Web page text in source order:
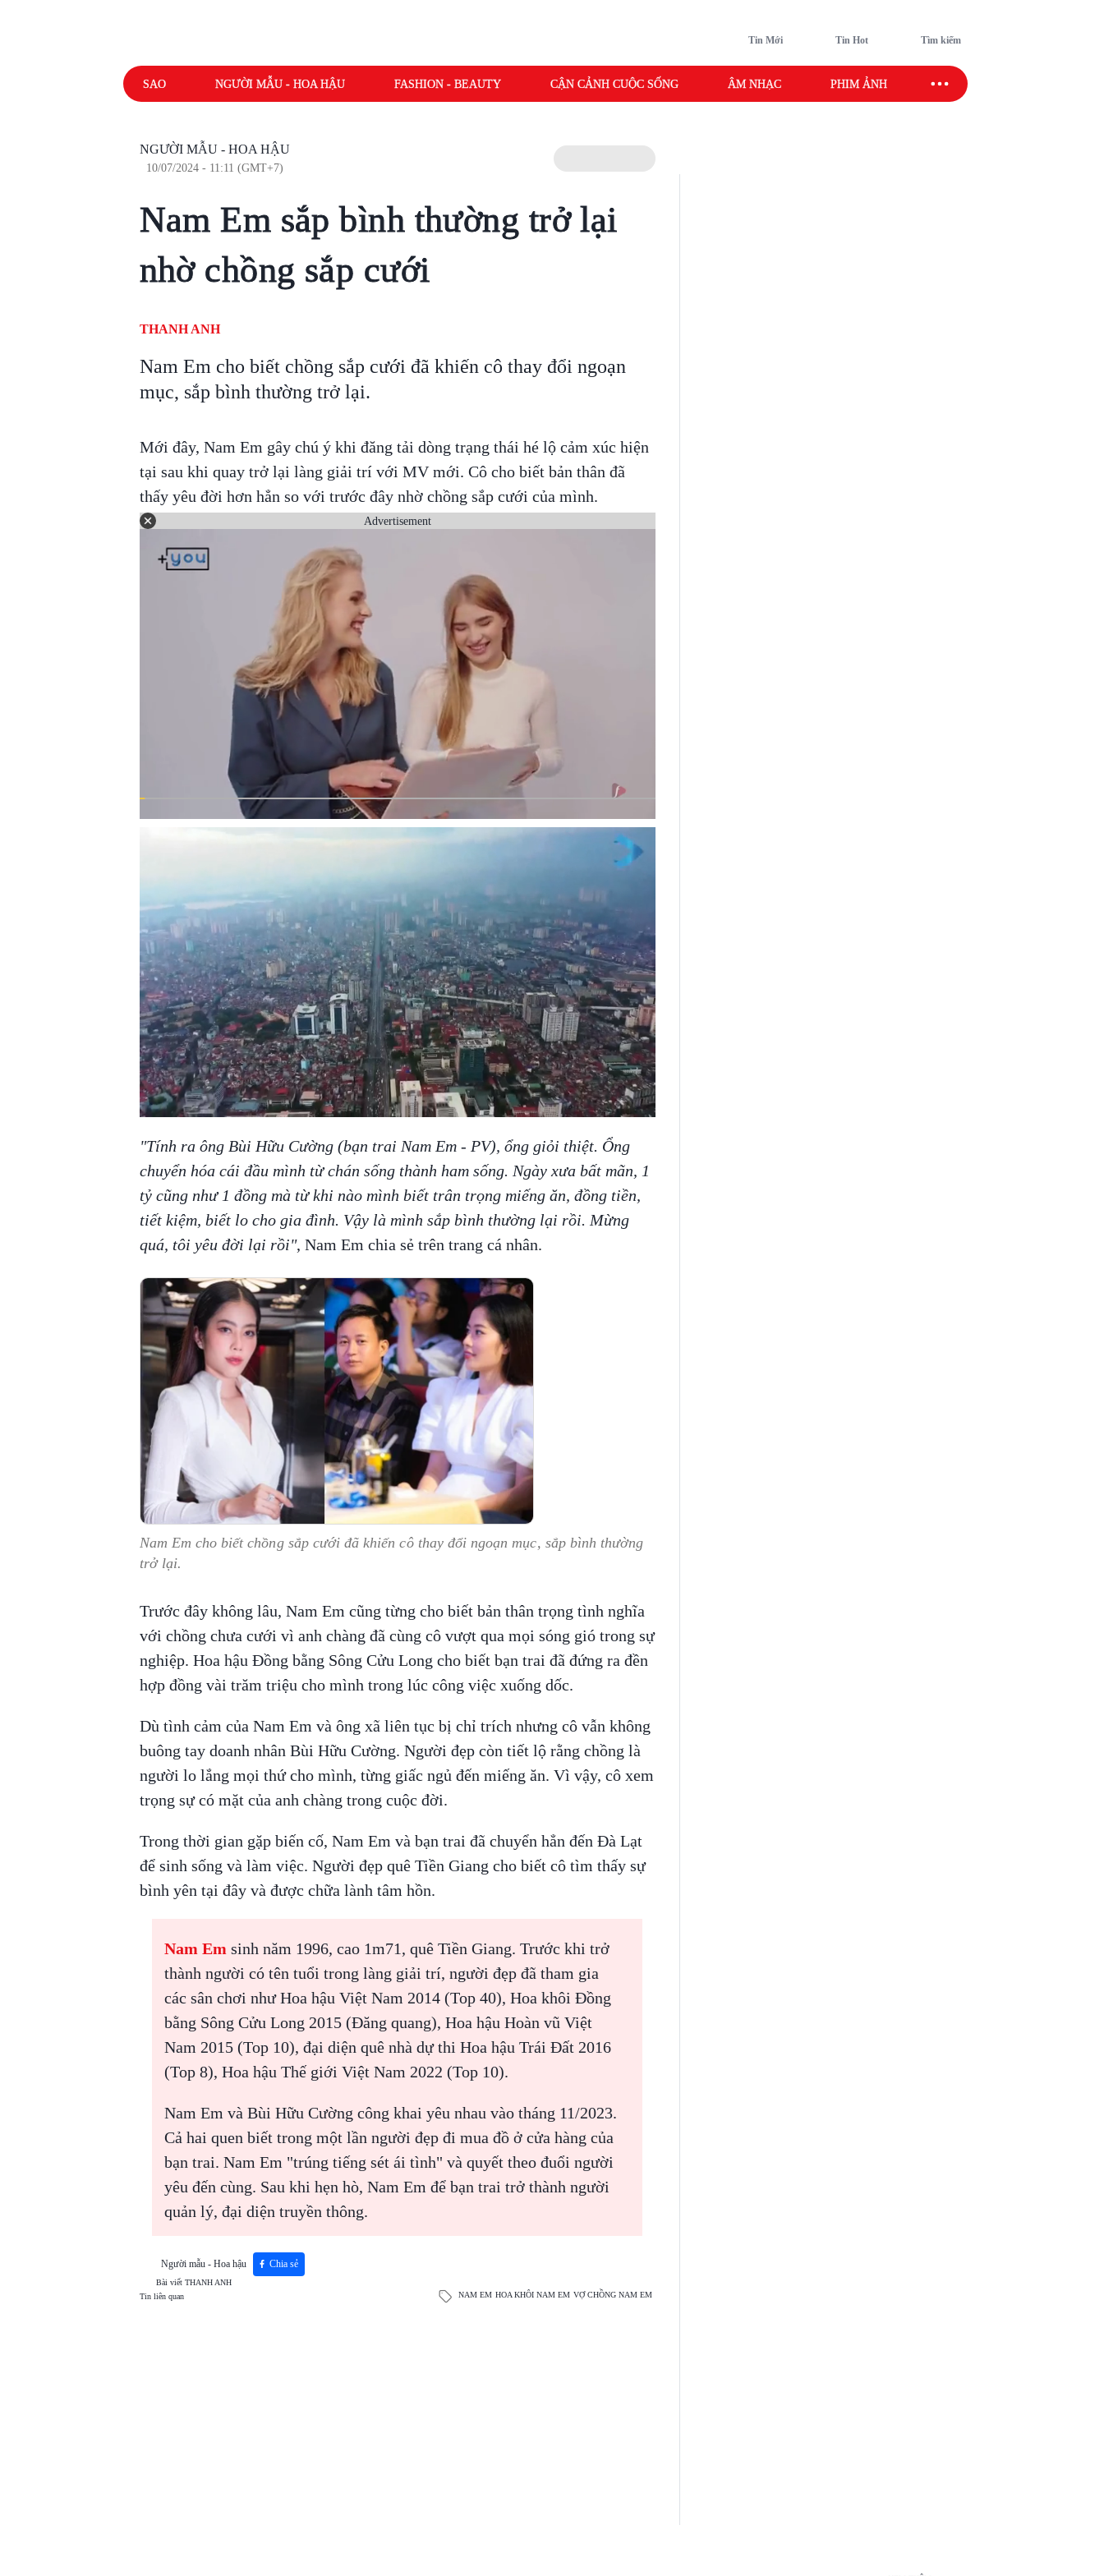
Tin Mới Tin Hot Tìm kiếm
SAO NGƯỜI MẪU - HOA HẬU FASHION - BEAUTY CẬN CẢNH CUỘC SỐNG ÂM NHẠC PHIM ẢNH SAO SPORT
NGƯỜI MẪU - HOA HẬU
10/07/2024 - 11:11 (GMT+7)
Nam Em sắp bình thường trở lại
nhờ chồng sắp cưới
THANH ANH
Nam Em cho biết chồng sắp cưới đã khiến cô thay đổi ngoạn
mục, sắp bình thường trở lại.
Mới đây, Nam Em gây chú ý khi đăng tải dòng trạng thái hé lộ cảm xúc hiện
tại sau khi quay trở lại làng giải trí với MV mới. Cô cho biết bản thân đã
thấy yêu đời hơn hẳn so với trước đây nhờ chồng sắp cưới của mình.
Advertisement
"Tính ra ông Bùi Hữu Cường (bạn trai Nam Em - PV), ổng giỏi thiệt. Ổng
chuyển hóa cái đầu mình từ chán sống thành ham sống. Ngày xưa bất mãn, 1
tỷ cũng như 1 đồng mà từ khi nào mình biết trân trọng miếng ăn, đồng tiền,
tiết kiệm, biết lo cho gia đình. Vậy là mình sắp bình thường lại rồi. Mừng
quá, tôi yêu đời lại rồi", Nam Em chia sẻ trên trang cá nhân.
Nam Em cho biết chồng sắp cưới đã khiến cô thay đổi ngoạn mục, sắp bình thường
trở lại.
Trước đây không lâu, Nam Em cũng từng cho biết bản thân trọng tình nghĩa
với chồng chưa cưới vì anh chàng đã cùng cô vượt qua mọi sóng gió trong sự
nghiệp. Hoa hậu Đồng bằng Sông Cửu Long cho biết bạn trai đã đứng ra đền
hợp đồng vài trăm triệu cho mình trong lúc công việc xuống dốc.
Dù tình cảm của Nam Em và ông xã liên tục bị chỉ trích nhưng cô vẫn không
buông tay doanh nhân Bùi Hữu Cường. Người đẹp còn tiết lộ rằng chồng là
người lo lắng mọi thứ cho mình, từng giấc ngủ đến miếng ăn. Vì vậy, cô xem
trọng sự có mặt của anh chàng trong cuộc đời.
Trong thời gian gặp biến cố, Nam Em và bạn trai đã chuyển hẳn đến Đà Lạt
để sinh sống và làm việc. Người đẹp quê Tiền Giang cho biết cô tìm thấy sự
bình yên tại đây và được chữa lành tâm hồn.
Nam Em sinh năm 1996, cao 1m71, quê Tiền Giang. Trước khi trở
thành người có tên tuổi trong làng giải trí, người đẹp đã tham gia
các sân chơi như Hoa hậu Việt Nam 2014 (Top 40), Hoa khôi Đồng
bằng Sông Cửu Long 2015 (Đăng quang), Hoa hậu Hoàn vũ Việt
Nam 2015 (Top 10), đại diện quê nhà dự thi Hoa hậu Trái Đất 2016
(Top 8), Hoa hậu Thế giới Việt Nam 2022 (Top 10).
Nam Em và Bùi Hữu Cường công khai yêu nhau vào tháng 11/2023.
Cả hai quen biết trong một lần người đẹp đi mua đồ ở cửa hàng của
bạn trai. Nam Em "trúng tiếng sét ái tình" và quyết theo đuổi người
yêu đến cùng. Sau khi hẹn hò, Nam Em để bạn trai trở thành người
quản lý, đại diện truyền thông.
Người mẫu - Hoa hậu Chia sẻ
Bài viết THANH ANH
Tin liên quan
NAM EM HOA KHÔI NAM EM VỢ CHỒNG NAM EM